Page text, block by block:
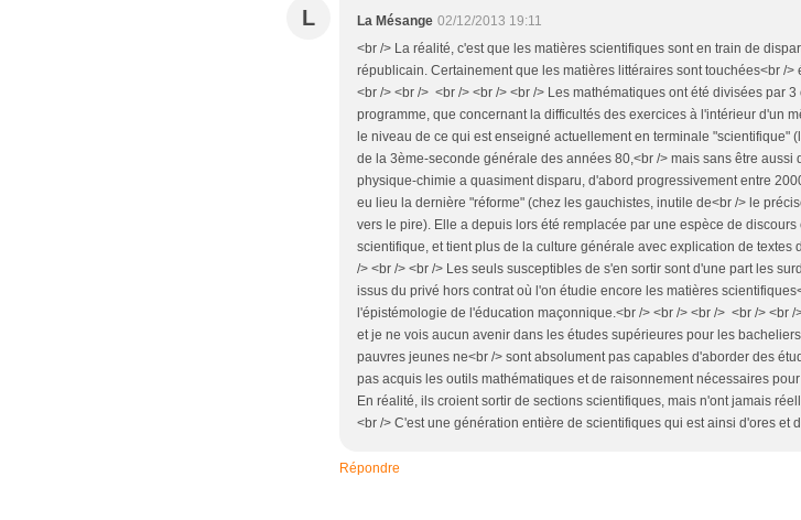
L La Mésange 02/12/2013 19:11
<br /> La réalité, c'est que les matières scientifiques sont en train de
républicain. Certainement que les matières littéraires sont touchées<br /
<br /> <br /> <br /> <br /> <br /> Les mathématiques ont été divisées par
programme, que concernant la difficultés des exercices à l'intérieur d'un
le niveau de ce qui est enseigné actuellement en terminale
de la 3ème-seconde générale des années 80,<br /> mais sans être aussi
physique-chimie a quasiment disparu, d'abord progressivement entre
eu lieu la dernière "réforme" (chez les gauchistes, inutile de<br /> le
vers le pire). Elle a depuis lors été remplacée par une espèce de
scientifique, et tient plus de la culture générale avec explication de
/> <br /> <br /> Les seuls susceptibles de s'en sortir sont d'une part les
issus du privé hors contrat où l'on étudie encore les matières
l'épistémologie de l'éducation maçonnique.<br /> <br /> <br /> <br /> <br
et je ne vois aucun avenir dans les études supérieures pour les
pauvres jeunes ne<br /> sont absolument pas capables d'aborder des
pas acquis les outils mathématiques et de raisonnement nécessaires
En réalité, ils croient sortir de sections scientifiques, mais n'ont jamais
<br /> C'est une génération entière de scientifiques qui est ainsi d'ores et
Répondre